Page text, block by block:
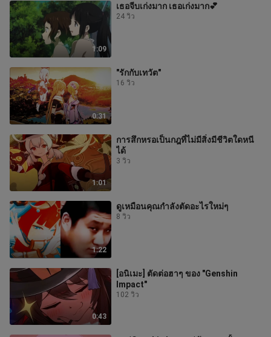
1:09
เธอจีบเก่งมาก เธอเก่งมาก💕
24 วิว
0:31
"รักกับเทวัต"
16 วิว
1:01
การสึกหรอเป็นกฎที่ไม่มีสิ่งมีชีวิตใดหนี
ได้
3 วิว
1:22
ดูเหมือนคุณกำลังตัดอะไรใหม่ๆ
8 วิว
0:43
[อนิเมะ] ตัดต่อฮาๆ ของ "Genshin
Impact"
102 วิว